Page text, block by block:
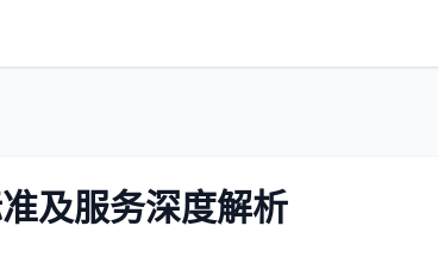
及服务深度解析